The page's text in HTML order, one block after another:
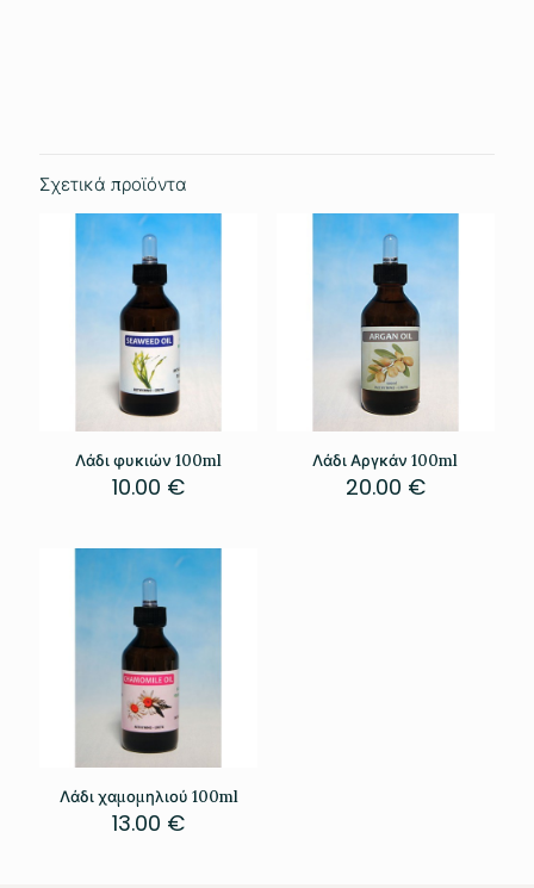
Σχετικά προϊόντα
Λάδι φυκιών 100ml
10.00 €
Λάδι Αργκάν 100ml
20.00 €
Λάδι χαμομηλιού 100ml
13.00 €